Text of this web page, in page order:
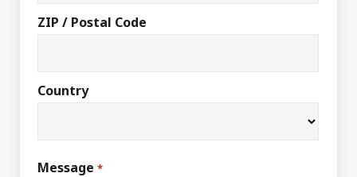
ZIP / Postal Code
Country
Message *